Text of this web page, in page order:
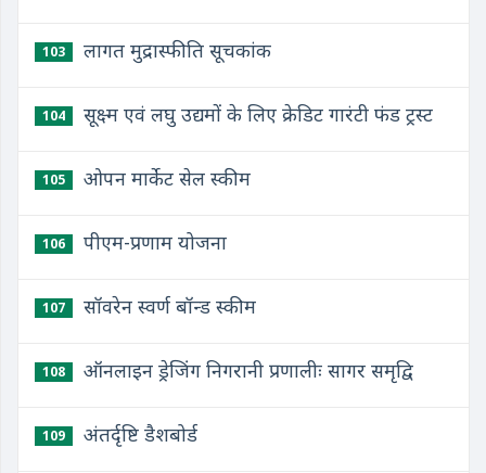
103 लागत मुद्रास्फीति सूचकांक
104 सूक्ष्म एवं लघु उद्यमों के लिए क्रेडिट गारंटी फंड ट्रस्ट
105 ओपन मार्केट सेल स्कीम
106 पीएम-प्रणाम योजना
107 सॉवरेन स्वर्ण बॉन्ड स्कीम
108 ऑनलाइन ड्रेजिंग निगरानी प्रणालीः सागर समृद्वि
109 अंतर्दृष्टि डैशबोर्ड